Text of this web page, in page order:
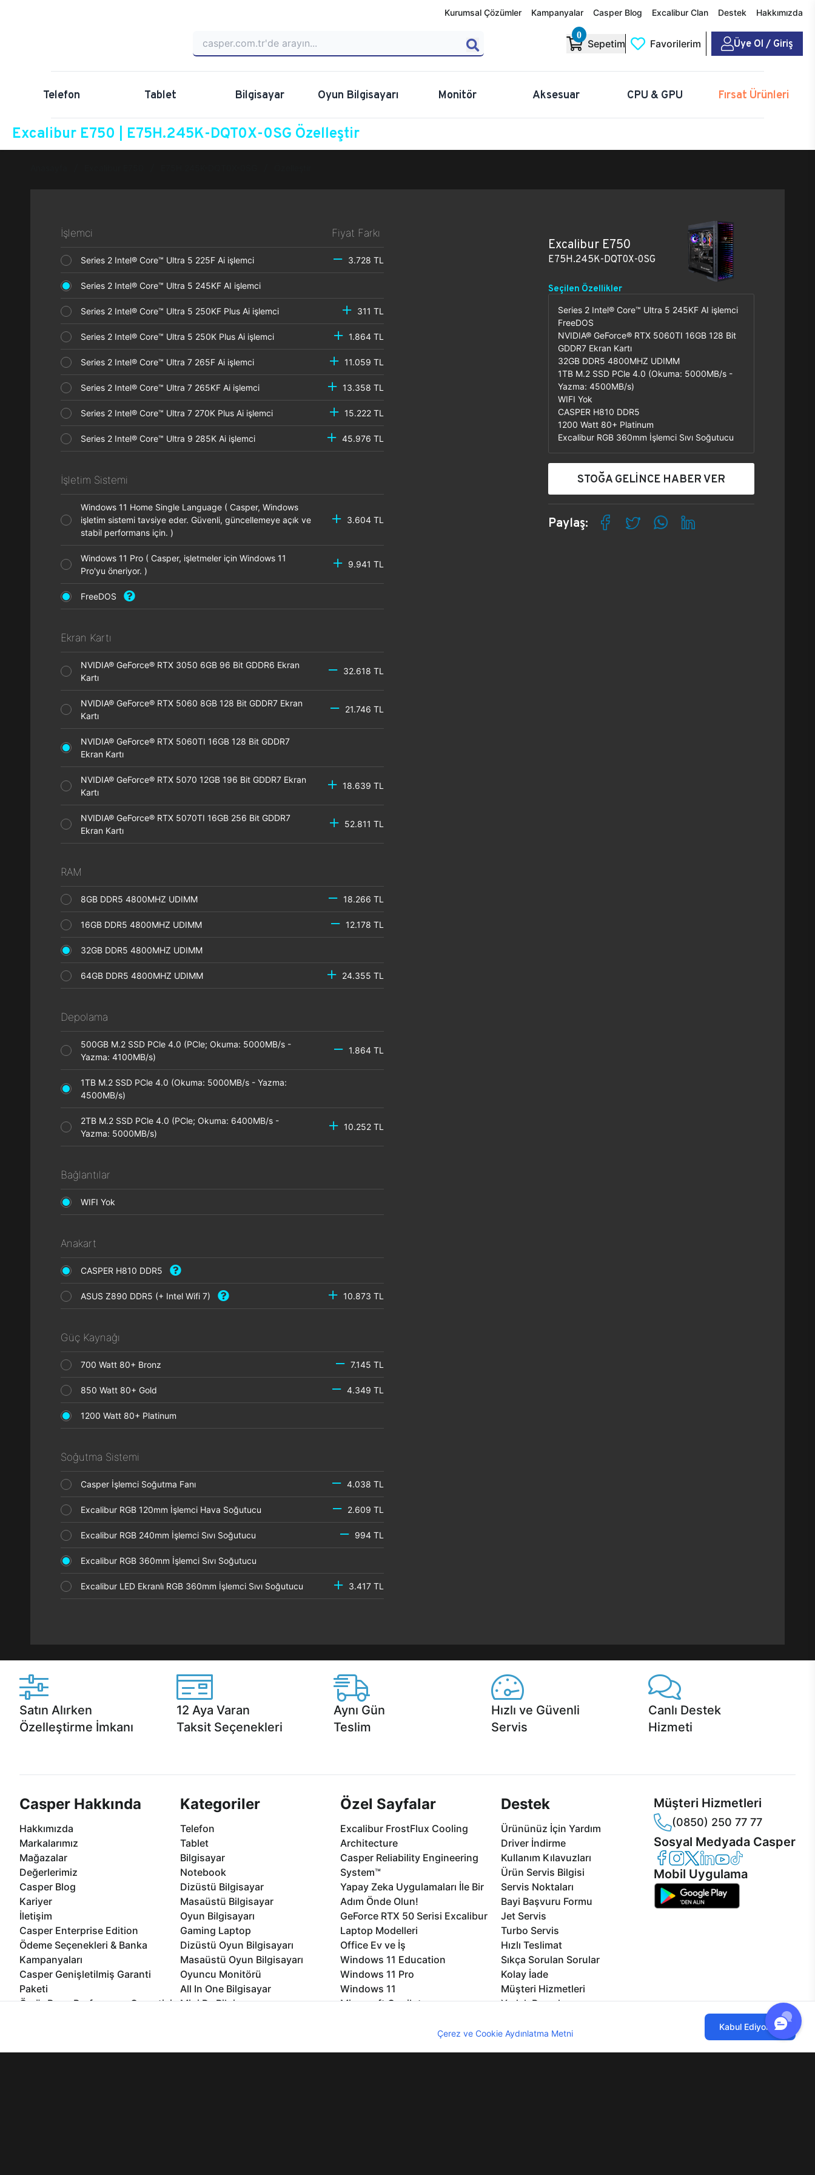
Kurumsal Çözümler Kampanyalar Casper Blog Excalibur Clan Destek Hakkımızda
0
Sepetim Favorilerim Üye Ol / Giriş
Telefon Tablet Bilgisayar Oyun Bilgisayarı Monitör Aksesuar CPU & GPU Fırsat Ürünleri
Excalibur E750 | E75H.245K-DQT0X-0SG Özelleştir
İşlemci Fiyat Farkı
Series 2 Intel® Core™ Ultra 5 225F Ai işlemci 3.728 TL
Series 2 Intel® Core™ Ultra 5 245KF AI işlemci
Series 2 Intel® Core™ Ultra 5 250KF Plus Ai işlemci 311 TL
Series 2 Intel® Core™ Ultra 5 250K Plus Ai işlemci 1.864 TL
Series 2 Intel® Core™ Ultra 7 265F Ai işlemci 11.059 TL
Series 2 Intel® Core™ Ultra 7 265KF Ai işlemci 13.358 TL
Series 2 Intel® Core™ Ultra 7 270K Plus Ai işlemci 15.222 TL
Series 2 Intel® Core™ Ultra 9 285K Ai işlemci 45.976 TL
İşletim Sistemi
Windows 11 Home Single Language ( Casper, Windows
işletim sistemi tavsiye eder. Güvenli, güncellemeye açık ve
stabil performans için. )
3.604 TL
Windows 11 Pro ( Casper, işletmeler için Windows 11
Pro'yu öneriyor. )
9.941 TL
FreeDOS
Ekran Kartı
NVIDIA® GeForce® RTX 3050 6GB 96 Bit GDDR6 Ekran
Kartı
32.618 TL
NVIDIA® GeForce® RTX 5060 8GB 128 Bit GDDR7 Ekran
Kartı
21.746 TL
NVIDIA® GeForce® RTX 5060TI 16GB 128 Bit GDDR7
Ekran Kartı
NVIDIA® GeForce® RTX 5070 12GB 196 Bit GDDR7 Ekran
Kartı
18.639 TL
NVIDIA® GeForce® RTX 5070TI 16GB 256 Bit GDDR7
Ekran Kartı
52.811 TL
RAM
8GB DDR5 4800MHZ UDIMM 18.266 TL
16GB DDR5 4800MHZ UDIMM 12.178 TL
32GB DDR5 4800MHZ UDIMM
64GB DDR5 4800MHZ UDIMM 24.355 TL
Depolama
500GB M.2 SSD PCle 4.0 (PCle; Okuma: 5000MB/s -
Yazma: 4100MB/s)
1.864 TL
1TB M.2 SSD PCle 4.0 (Okuma: 5000MB/s - Yazma:
4500MB/s)
2TB M.2 SSD PCle 4.0 (PCle; Okuma: 6400MB/s -
Yazma: 5000MB/s)
10.252 TL
Bağlantılar
WIFI Yok
Anakart
CASPER H810 DDR5
ASUS Z890 DDR5 (+ Intel Wifi 7) 10.873 TL
Güç Kaynağı
700 Watt 80+ Bronz 7.145 TL
850 Watt 80+ Gold 4.349 TL
1200 Watt 80+ Platinum
Soğutma Sistemi
Casper İşlemci Soğutma Fanı 4.038 TL
Excalibur RGB 120mm İşlemci Hava Soğutucu 2.609 TL
Excalibur RGB 240mm İşlemci Sıvı Soğutucu 994 TL
Excalibur RGB 360mm İşlemci Sıvı Soğutucu
Excalibur LED Ekranlı RGB 360mm İşlemci Sıvı Soğutucu 3.417 TL
Excalibur E750
E75H.245K-DQT0X-0SG
Seçilen Özellikler
Series 2 Intel® Core™ Ultra 5 245KF AI işlemci
FreeDOS
NVIDIA® GeForce® RTX 5060TI 16GB 128 Bit
GDDR7 Ekran Kartı
32GB DDR5 4800MHZ UDIMM
1TB M.2 SSD PCle 4.0 (Okuma: 5000MB/s -
Yazma: 4500MB/s)
WIFI Yok
CASPER H810 DDR5
1200 Watt 80+ Platinum
Excalibur RGB 360mm İşlemci Sıvı Soğutucu
STOĞA GELİNCE HABER VER
Paylaş:
Satın Alırken
Özelleştirme İmkanı
12 Aya Varan
Taksit Seçenekleri
Aynı Gün
Teslim
Hızlı ve Güvenli
Servis
Canlı Destek
Hizmeti
Casper Hakkında
Hakkımızda
Markalarımız
Mağazalar
Değerlerimiz
Casper Blog
Kariyer
İletişim
Casper Enterprise Edition
Ödeme Seçenekleri & Banka
Kampanyaları
Casper Genişletilmiş Garanti
Paketi
Ömür Boyu Performans Garantisi
Kategoriler
Telefon
Tablet
Bilgisayar
Notebook
Dizüstü Bilgisayar
Masaüstü Bilgisayar
Oyun Bilgisayarı
Gaming Laptop
Dizüstü Oyun Bilgisayarı
Masaüstü Oyun Bilgisayarı
Oyuncu Monitörü
All In One Bilgisayar
Mini Pc Bilgisayar
Özel Sayfalar
Excalibur FrostFlux Cooling
Architecture
Casper Reliability Engineering
System™
Yapay Zeka Uygulamaları İle Bir
Adım Önde Olun!
GeForce RTX 50 Serisi Excalibur
Laptop Modelleri
Office Ev ve İş
Windows 11 Education
Windows 11 Pro
Windows 11
Microsoft Copilot
Nirvana Duvar Kağıtları
Destek
Ürününüz İçin Yardım
Driver İndirme
Kullanım Kılavuzları
Ürün Servis Bilgisi
Servis Noktaları
Bayi Başvuru Formu
Jet Servis
Turbo Servis
Hızlı Teslimat
Sıkça Sorulan Sorular
Kolay İade
Müşteri Hizmetleri
Yedek Parçalar
Yasal Gereklilikler
Müşteri Hizmetleri
(0850) 250 77 77
Sosyal Medyada Casper
Casper Facebook
Casper Instagram
Casper Twitter
Casper LinkedIn
Casper YouTube
Casper TikTok
Mobil Uygulama
Çerez ve Cookie Aydınlatma Metni
Kabul Ediyorum